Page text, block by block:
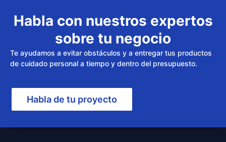
Habla con nuestros expertos
sobre tu negocio
Te ayudamos a evitar obstáculos y a entregar tus productos
de cuidado personal a tiempo y dentro del presupuesto.
Habla de tu proyecto